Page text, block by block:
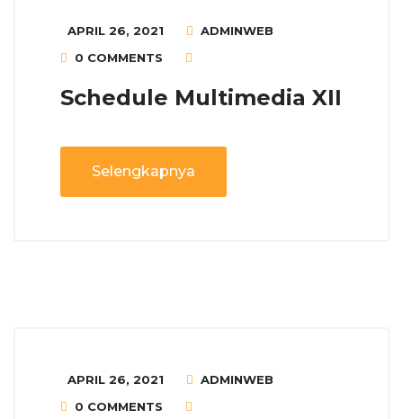
APRIL 26, 2021
ADMINWEB
0 COMMENTS
Schedule Multimedia XII
Selengkapnya
APRIL 26, 2021
ADMINWEB
0 COMMENTS